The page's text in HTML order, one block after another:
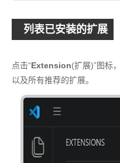
列表已安装的扩展
点击“Extension(扩展)”图标
以及所有推荐的扩展。